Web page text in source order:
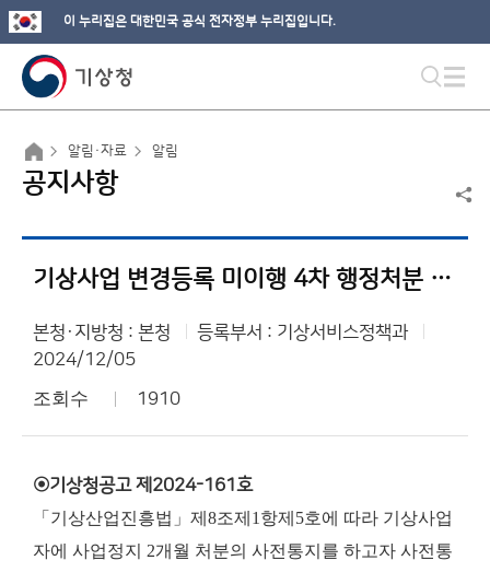
이 누리집은 대한민국 공식 전자정부 누리집입니다.
알림·자료 알림
공지사항
기상사업 변경등록 미이행 4차 행정처분 사전통지(의견제출통지)
본청·지방청 : 본청
등록부서 : 기상서비스정책과
2024/12/05
조회수 1910
◉기상청공고 제2024-161호
「기상산업진흥법」제8조제1항제5호에 따라 기상사업
자에 사업정지 2개월 처분의 사전통지를 하고자 사전통